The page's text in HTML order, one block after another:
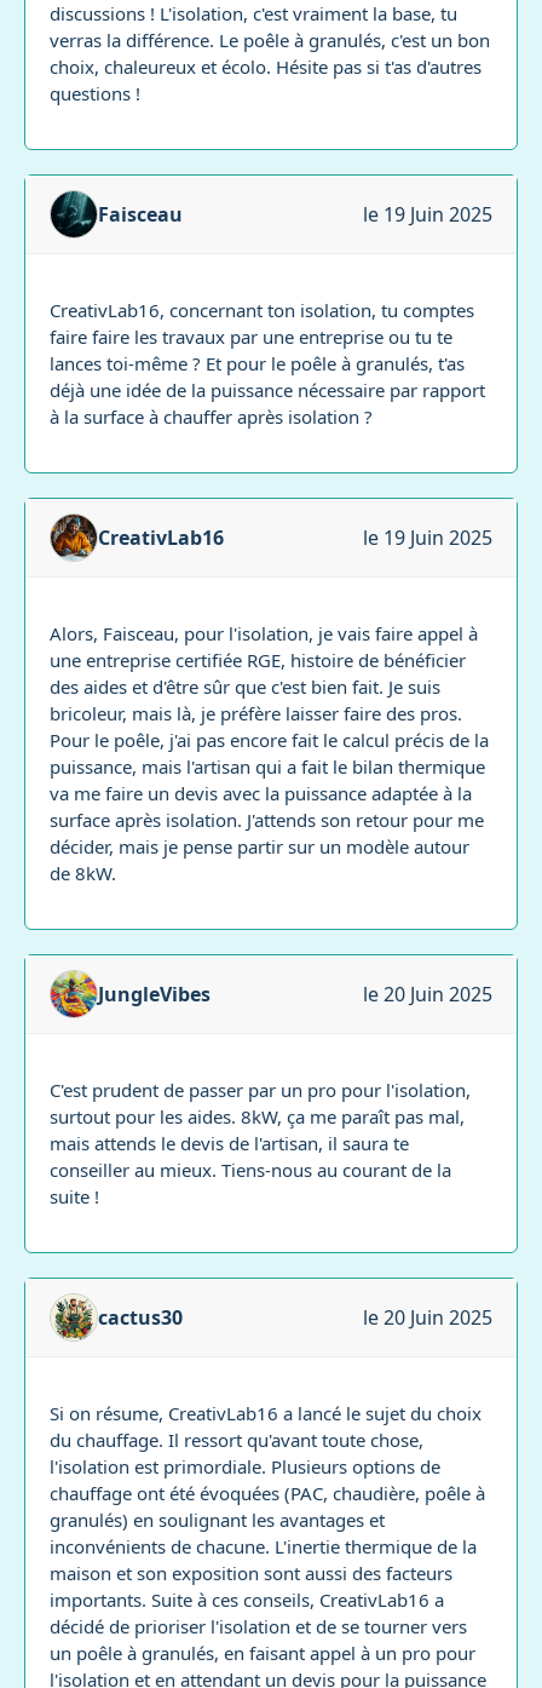
discussions ! L'isolation, c'est vraiment la base, tu
verras la différence. Le poêle à granulés, c'est un bon
choix, chaleureux et écolo. Hésite pas si t'as d'autres
questions !
Faisceau le 19 Juin 2025
CreativLab16, concernant ton isolation, tu comptes
faire faire les travaux par une entreprise ou tu te
lances toi-même ? Et pour le poêle à granulés, t'as
déjà une idée de la puissance nécessaire par rapport
à la surface à chauffer après isolation ?
CreativLab16 le 19 Juin 2025
Alors, Faisceau, pour l'isolation, je vais faire appel à
une entreprise certifiée RGE, histoire de bénéficier
des aides et d'être sûr que c'est bien fait. Je suis
bricoleur, mais là, je préfère laisser faire des pros.
Pour le poêle, j'ai pas encore fait le calcul précis de la
puissance, mais l'artisan qui a fait le bilan thermique
va me faire un devis avec la puissance adaptée à la
surface après isolation. J'attends son retour pour me
décider, mais je pense partir sur un modèle autour
de 8kW.
JungleVibes le 20 Juin 2025
C'est prudent de passer par un pro pour l'isolation,
surtout pour les aides. 8kW, ça me paraît pas mal,
mais attends le devis de l'artisan, il saura te
conseiller au mieux. Tiens-nous au courant de la
suite !
cactus30 le 20 Juin 2025
Si on résume, CreativLab16 a lancé le sujet du choix
du chauffage. Il ressort qu'avant toute chose,
l'isolation est primordiale. Plusieurs options de
chauffage ont été évoquées (PAC, chaudière, poêle à
granulés) en soulignant les avantages et
inconvénients de chacune. L'inertie thermique de la
maison et son exposition sont aussi des facteurs
importants. Suite à ces conseils, CreativLab16 a
décidé de prioriser l'isolation et de se tourner vers
un poêle à granulés, en faisant appel à un pro pour
l'isolation et en attendant un devis pour la puissance